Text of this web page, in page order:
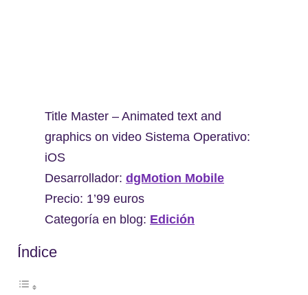
Title Master – Animated text and
graphics on video Sistema Operativo:
iOS
Desarrollador: dgMotion Mobile
Precio: 1’99 euros
Categoría en blog: Edición
Índice